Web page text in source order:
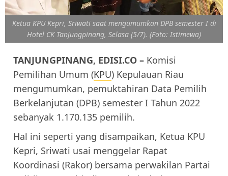
Ketua KPU Kepri, Sriwati saat mengumumkan DPB semester I di
Hotel CK Tanjungpinang, Selasa (5/7). (Foto: Istimewa)
TANJUNGPINANG, EDISI.CO – Komisi
Pemilihan Umum (KPU) Kepulauan Riau
mengumumkan, pemuktahiran Data Pemilih
Berkelanjutan (DPB) semester I Tahun 2022
sebanyak 1.170.135 pemilih.
Hal ini seperti yang disampaikan, Ketua KPU
Kepri, Sriwati usai menggelar Rapat
Koordinasi (Rakor) bersama perwakilan Partai